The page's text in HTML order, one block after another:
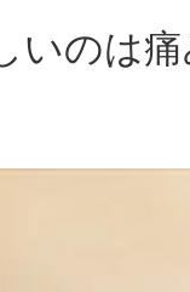
いのは